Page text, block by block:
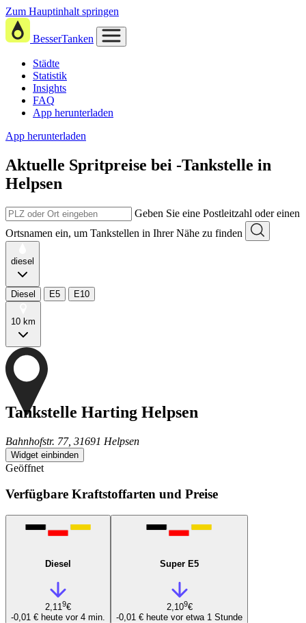
Zum Hauptinhalt springen
BesserTanken
Städte
Statistik
Insights
FAQ
App herunterladen
App herunterladen
Aktuelle Spritpreise bei -Tankstelle in
Helpsen
Geben Sie eine Postleitzahl oder einen
Ortsnamen ein, um Tankstellen in Ihrer Nähe zu finden
diesel
Diesel E5 E10
10 km
Tankstelle Harting Helpsen
Bahnhofstr. 77, 31691 Helpsen
Widget einbinden
Geöffnet
Verfügbare Kraftstoffarten und Preise
Diesel
2,119€
-0,01 € heute vor 4 min.
Super E5
2,109€
-0,01 € heute vor etwa 1 Stunde